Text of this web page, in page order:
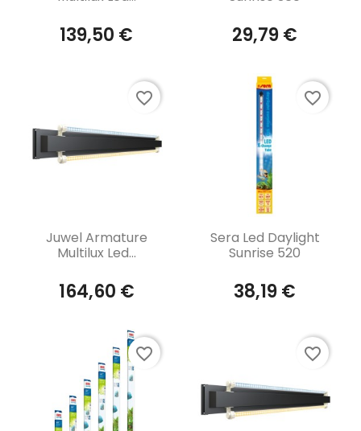
139,50 € 29,79 €
Aperçu rapide
Juwel Armature
Multilux Led...
164,60 €
favorite_border
Aperçu rapide
Sera Led Daylight
Sunrise 520
38,19 €
favorite_border
favorite_border favorite_border